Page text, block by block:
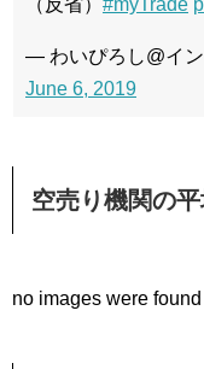
（反省） #myTrade
— わいぴろし@イ
June 6, 2019
空売り機関の
no images were found